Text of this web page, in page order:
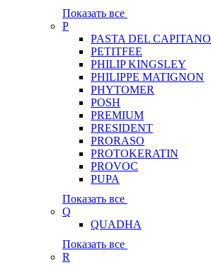
Показать все
P
PASTA DEL CAPITANO
PETITFEE
PHILIP KINGSLEY
PHILIPPE MATIGNON
PHYTOMER
POSH
PREMIUM
PRESIDENT
PRORASO
PROTOKERATIN
PROVOC
PUPA
Показать все
Q
QUADHA
Показать все
R